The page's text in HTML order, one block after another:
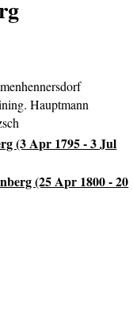
Hauptmann
(3 Apr 1795 - 3 Jul
(25 Apr 1800 - 20